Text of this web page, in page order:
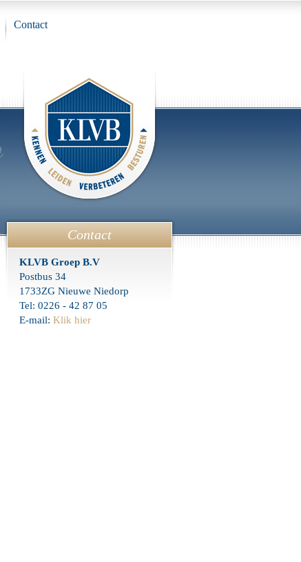
Contact
Contact
KLVB Groep B.V
Postbus 34
1733ZG Nieuwe Niedorp
Tel: 0226 - 42 87 05
E-mail: Klik hier